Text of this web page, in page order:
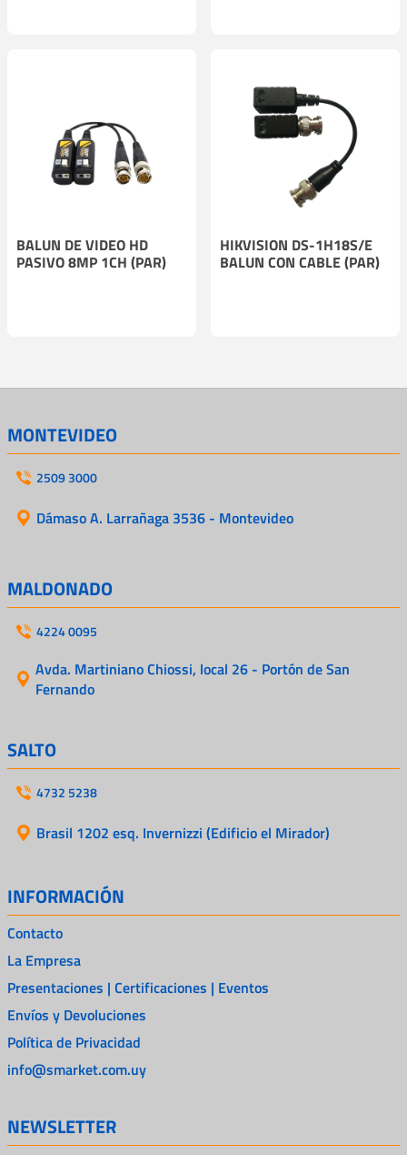
BALUN DE VIDEO HD
PASIVO 8MP 1CH (PAR)
HIKVISION DS-1H18S/E
BALUN CON CABLE (PAR)
MONTEVIDEO
2509 3000
Dámaso A. Larrañaga 3536 - Montevideo
MALDONADO
4224 0095
Avda. Martiniano Chiossi, local 26 - Portón de San
Fernando
SALTO
4732 5238
Brasil 1202 esq. Invernizzi (Edificio el Mirador)
INFORMACIÓN
Contacto
La Empresa
Presentaciones | Certificaciones | Eventos
Envíos y Devoluciones
Política de Privacidad
info@smarket.com.uy
NEWSLETTER